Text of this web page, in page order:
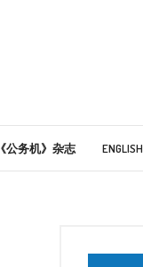
《公务机》杂志 ENGLISH